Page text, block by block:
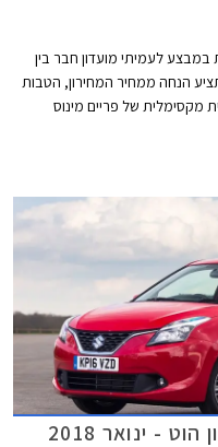
במבצע לעמיתי מועדון חבר בין
13.07.18 במסגרתו תציע הנחה ממחיר המחירון, הטבות
מקסימלית של פריים מינוס
- ינואר 2018